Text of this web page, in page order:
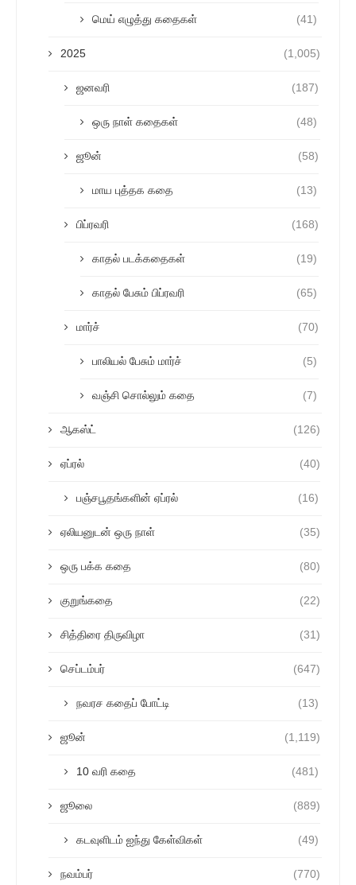
மெய் எழுத்து கதைகள் (41)
2025 (1,005)
ஜனவரி (187)
ஒரு நாள் கதைகள் (48)
ஜூன் (58)
மாய புத்தக கதை (13)
பிப்ரவரி (168)
காதல் படக்கதைகள் (19)
காதல் பேசும் பிப்ரவரி (65)
மார்ச் (70)
பாலியல் பேசும் மார்ச் (5)
வஞ்சி சொல்லும் கதை (7)
ஆகஸ்ட் (126)
ஏப்ரல் (40)
பஞ்சபூதங்களின் ஏப்ரல் (16)
ஏலியனுடன் ஒரு நாள் (35)
ஒரு பக்க கதை (80)
குறுங்கதை (22)
சித்திரை திருவிழா (31)
செப்டம்பர் (647)
நவரச கதைப் போட்டி (13)
ஜூன் (1,119)
10 வரி கதை (481)
ஜூலை (889)
கடவுளிடம் ஐந்து கேள்விகள் (49)
நவம்பர் (770)